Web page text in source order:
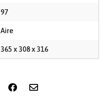
97
Aire
365 x 308 x 316